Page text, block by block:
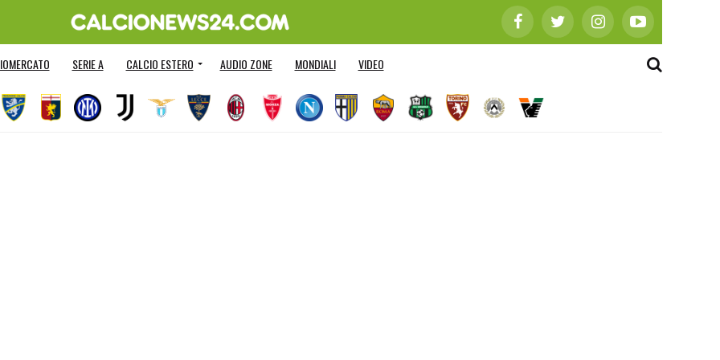
SERIE A CALCIO ESTERO AUDIO ZONE MONDIALI VIDEO